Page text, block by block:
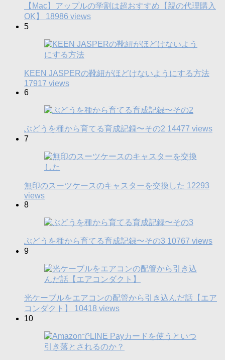
【Mac】アップルの学割は超おすすめ【親の代理購入
OK】 18986 views
5
KEEN JASPERの靴紐がほどけないようにする方法
17917 views
6
ぶどうを種から育てる育成記録〜その2 14477 views
7
無印のスーツケースのキャスターを交換した 12293
views
8
ぶどうを種から育てる育成記録〜その3 10767 views
9
光ケーブルをエアコンの配管から引き込んだ話【エア
コンダクト】 10418 views
10